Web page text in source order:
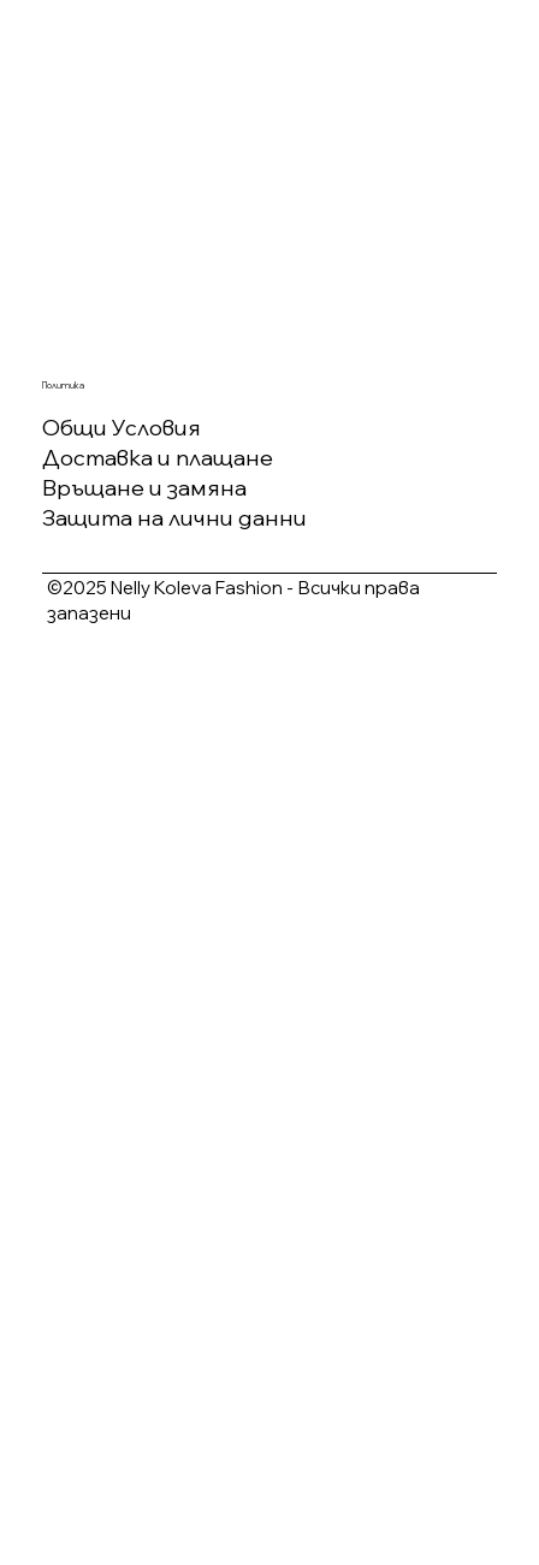
Политика
Общи Условия
Доставка и плащане
Връщане и замяна
Защита на лични данни
©2025 Nelly Koleva Fashion - Всички права
запазени